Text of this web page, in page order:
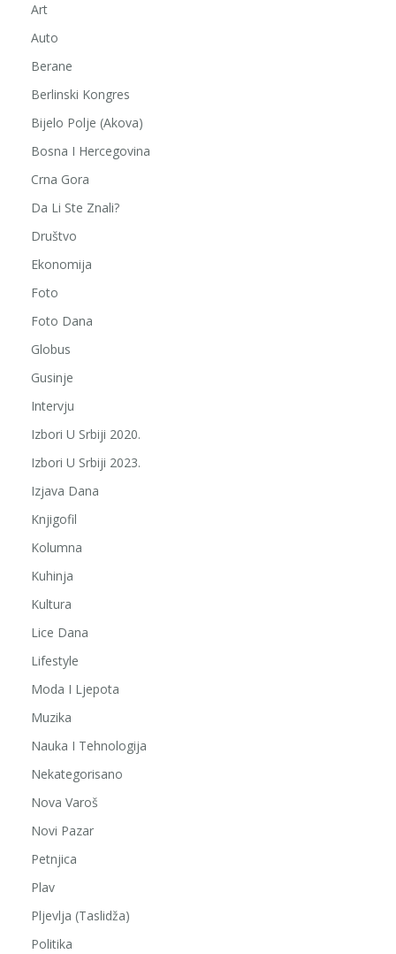
Art
Auto
Berane
Berlinski Kongres
Bijelo Polje (Akova)
Bosna I Hercegovina
Crna Gora
Da Li Ste Znali?
Društvo
Ekonomija
Foto
Foto Dana
Globus
Gusinje
Intervju
Izbori U Srbiji 2020.
Izbori U Srbiji 2023.
Izjava Dana
Knjigofil
Kolumna
Kuhinja
Kultura
Lice Dana
Lifestyle
Moda I Ljepota
Muzika
Nauka I Tehnologija
Nekategorisano
Nova Varoš
Novi Pazar
Petnjica
Plav
Pljevlja (Taslidža)
Politika